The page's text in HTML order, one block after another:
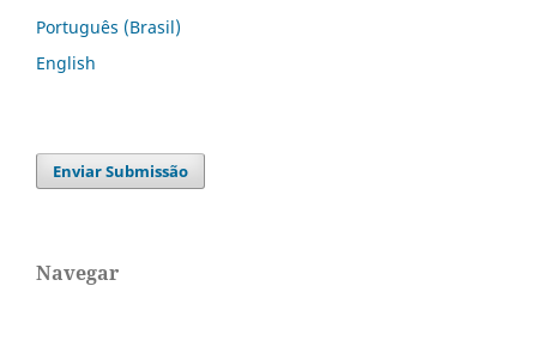
Português (Brasil)
English
Enviar Submissão
Navegar